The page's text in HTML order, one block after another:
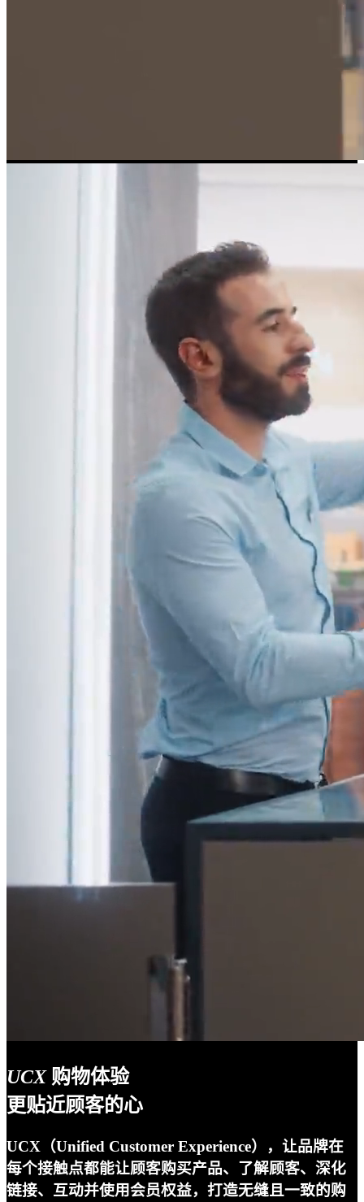
UCX购物体验
更贴近顾客的心
UCX（Unified Customer Experience），让品牌在
每个接触点都能让顾客购买产品、了解顾客、深化
链接、互动并使用会员权益，打造无缝且一致的购